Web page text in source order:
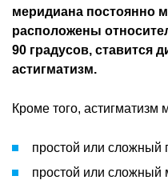
меридиана постоянно
расположены
90 градусов, ставится
астигматизм.
Кроме того, астигматизм
простой или сложный
простой или сложный